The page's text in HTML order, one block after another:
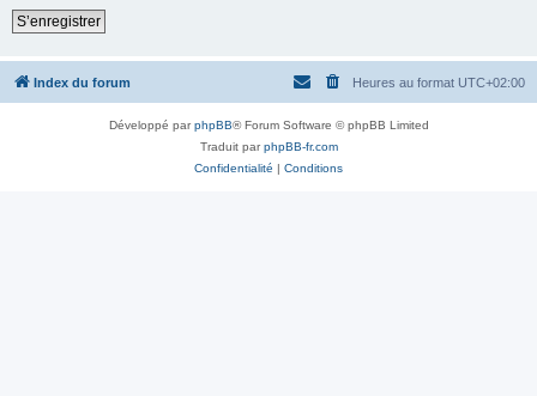
S’enregistrer
Index du forum Heures au format UTC+02:00
Développé parphpBB® Forum Software © phpBB Limited
Traduit parphpBB-fr.com
Confidentialité | Conditions